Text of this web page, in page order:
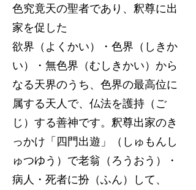
色究竟天の聖者であり、釈尊に出
家を促した
欲界（よくかい）・色界（しきか
い）・無色界（むしきかい）から
なる天界のうち、色界の最高位に
属する天人で、仏法を護持（ご
じ）する善神です。釈尊出家のき
っかけ「四門出遊」（しゅもんし
ゅつゆう）で老翁（ろうおう）・
病人・死者に扮（ふん）して、